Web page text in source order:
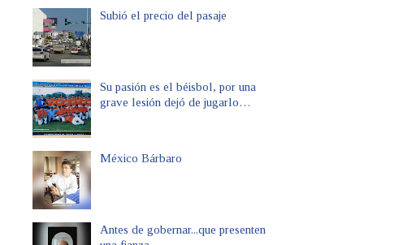
Subió el precio del pasaje
Su pasión es el béisbol, por una
grave lesión dejó de jugarlo…
México Bárbaro
Antes de gobernar...que presenten